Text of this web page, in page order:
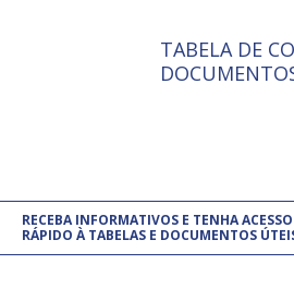
ISO 9001:
A
TABELA DE
RECEBA INFORMATIVOS E TENHA ACESSO
RÁPIDO À TABELAS E DOCUMENTOS